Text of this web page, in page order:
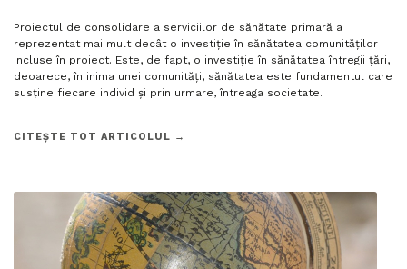
Proiectul de consolidare a serviciilor de sănătate primară a
reprezentat mai mult decât o investiție în sănătatea comunităților
incluse în proiect. Este, de fapt, o investiție în sănătatea întregii țări,
deoarece, în inima unei comunități, sănătatea este fundamentul care
susține fiecare individ și prin urmare, întreaga societate.
CITEȘTE TOT ARTICOLUL →